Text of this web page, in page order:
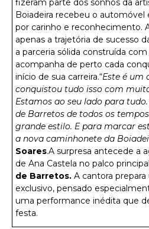
fizeram parte dos sonhos da
Boiadeira recebeu o
por carinho e reconhecimento.
apenas a trajetória de sucesso
a parceria sólida construída
acompanha de perto cada
início de sua carreira.“Este é um
conquistou tudo isso com
Estamos ao seu lado para
de Barretos de todos os
grande estilo. E para marcar
a nova caminhonete da
Soares.A surpresa antecede a
de Ana Castela no palco
de Barretos. A cantora
exclusivo, pensado
uma performance inédita que
festa.